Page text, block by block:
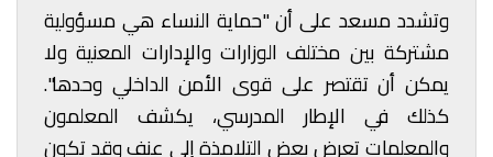
وتشدد مسعد على أن "حماية النساء هي مسؤولية
مشتركة بين مختلف الوزارات والإدارات المعنية ولا
يمكن أن تقتصر على قوى الأمن الداخلي وحدها".
كذلك في الإطار المدرسي، يكشف المعلمون
والمعلمات تعرض بعض التلامذة إلى عنف وقد تكون